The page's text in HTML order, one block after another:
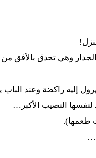
تحدق بالأفق من
راكضة وعند الباب
النصيب الأكبر…
طعمها).